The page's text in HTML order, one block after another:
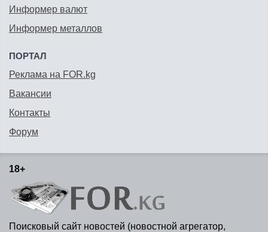
Информер валют
Информер металлов
ПОРТАЛ
Реклама на FOR.kg
Вакансии
Контакты
Форум
18+
Поисковый сайт новостей (новостной агрегатор,